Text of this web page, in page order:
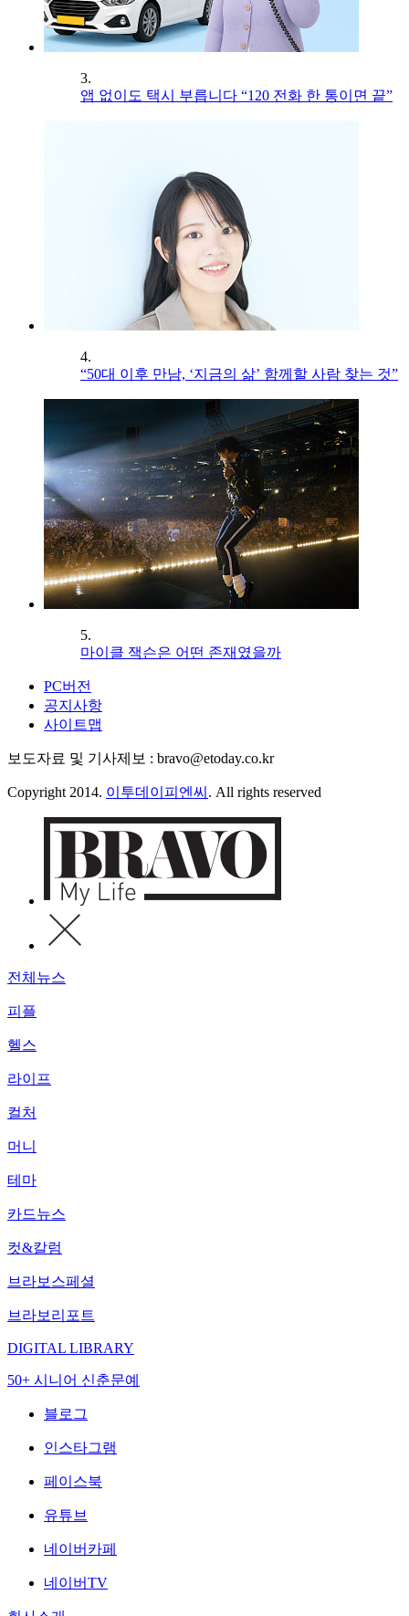
3.
앱 없이도 택시 부릅니다 “120 전화 한 통이면 끝”
4.
“50대 이후 만남, ‘지금의 삶’ 함께할 사람 찾는 것”
5.
마이클 잭슨은 어떤 존재였을까
PC버전
공지사항
사이트맵
보도자료 및 기사제보 : bravo@etoday.co.kr
Copyright 2014. 이투데이피엔씨 . All rights reserved
전체뉴스
피플
헬스
라이프
컬처
머니
테마
카드뉴스
컷&칼럼
브라보스페셜
브라보리포트
DIGITAL LIBRARY
50+ 시니어 신춘문예
블로그
인스타그램
페이스북
유튜브
네이버카페
네이버TV